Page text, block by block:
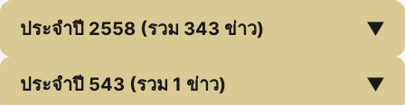
ประจำปี 2558 (รวม 343 ข่าว) ▼
ประจำปี 543 (รวม 1 ข่าว) ▼